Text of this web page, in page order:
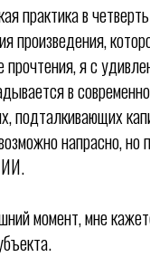
практика в
произведения,
я с
в
подталкивающих
напрасно, но
ИИ.
момент, мне